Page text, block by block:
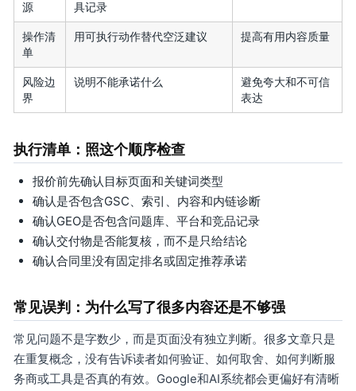
源
具记录
操作清
单
用可执行动作替代空泛建议 提高有用内容质量
风险边
界
说明不能承诺什么
避免夸大和不可信
表达
执行清单：照这个顺序检查
报价前先确认目标页面和关键词类型
确认是否包含GSC、索引、内容和内链诊断
确认GEO是否包含问题库、平台和竞品记录
确认交付物是否能复核，而不是只给结论
确认合同里没有固定排名或固定推荐承诺
常见误判：为什么写了很多内容还是不够强
常见问题不是字数少，而是页面没有独立判断。很多文章只是
在重复概念，没有告诉读者如何验证、如何取舍、如何判断服
务商或工具是否真的有效。Google和AI系统都会更偏好有清晰